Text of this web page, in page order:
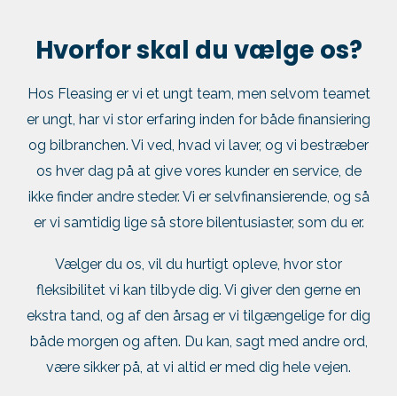
Hvorfor skal du vælge os?
Hos Fleasing er vi et ungt team, men selvom teamet
er ungt, har vi stor erfaring inden for både finansiering
og bilbranchen. Vi ved, hvad vi laver, og vi bestræber
os hver dag på at give vores kunder en service, de
ikke finder andre steder. Vi er selvfinansierende, og så
er vi samtidig lige så store bilentusiaster, som du er.
Vælger du os, vil du hurtigt opleve, hvor stor
fleksibilitet vi kan tilbyde dig. Vi giver den gerne en
ekstra tand, og af den årsag er vi tilgængelige for dig
både morgen og aften. Du kan, sagt med andre ord,
være sikker på, at vi altid er med dig hele vejen.